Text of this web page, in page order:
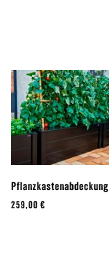
Pflanzkastenabdeckung
259,00 €